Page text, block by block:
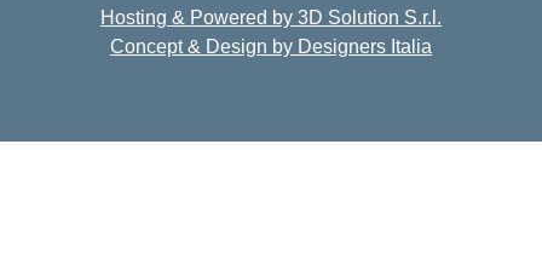
Hosting & Powered by 3D Solution S.r.l.
Concept & Design by Designers Italia